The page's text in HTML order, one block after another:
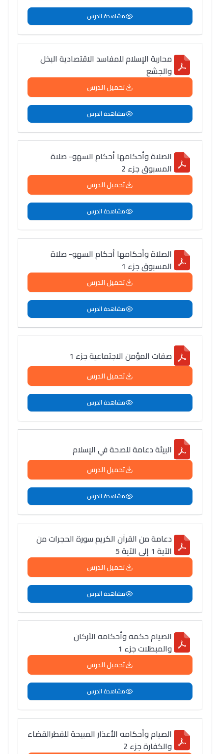
مشاهدة الدرس
محاربة الإسلام للمفاسد الاقتصادية البخل
والجشع
تحميل الدرس
مشاهدة الدرس
الصلاة وأحكامها أحكام السهو- صلاة
المسبوق جزء 2
تحميل الدرس
مشاهدة الدرس
الصلاة وأحكامها أحكام السهو- صلاة
المسبوق جزء 1
تحميل الدرس
مشاهدة الدرس
صفات المؤمن الاجتماعية جزء 1
تحميل الدرس
مشاهدة الدرس
البيئة دعامة للصحة في الإسلام
تحميل الدرس
مشاهدة الدرس
دعامة من القرآن الكريم سورة الحجرات من
الآية 1 إلى الآية 5
تحميل الدرس
مشاهدة الدرس
الصيام حكمه وأحكامه الأركان
والمبطلات جزء 1
تحميل الدرس
مشاهدة الدرس
الصيام وأحكامه الأعذار المبيحة للفطرالقضاء
والكفارة جزء 2